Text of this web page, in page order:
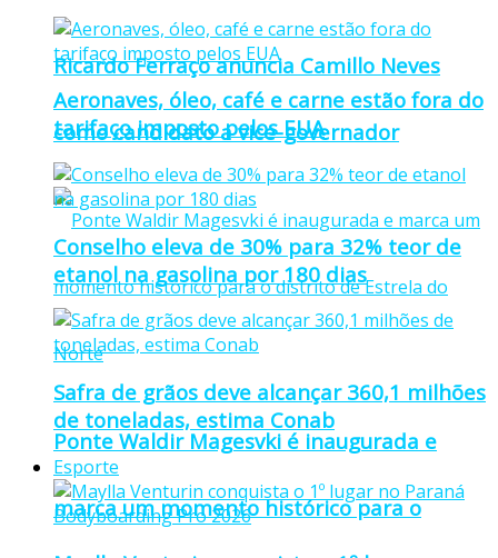
Ricardo Ferraço anuncia Camillo Neves
como candidato a vice-governador
Ponte Waldir Magesvki é inaugurada e
marca um momento histórico para o
Aeronaves, óleo, café e carne estão fora do
tarifaço imposto pelos EUA
Conselho eleva de 30% para 32% teor de
etanol na gasolina por 180 dias
Safra de grãos deve alcançar 360,1 milhões
de toneladas, estima Conab
Esporte